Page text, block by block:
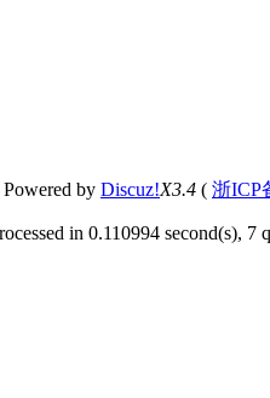
Powered by Discuz!X3.4 ( 浙ICP
in 0.110994 second(s), 7